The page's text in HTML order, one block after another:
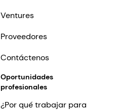
Ventures
Proveedores
Contáctenos
Oportunidades
profesionales
¿Por qué trabajar para